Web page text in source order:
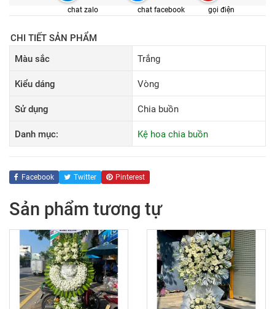
chat zalo chat facebook gọi điện
CHI TIẾT SẢN PHẨM
Màu sắc
Trắng
Kiểu dáng Vòng
Sử dụng Chia buồn
Danh mục: Kệ hoa chia buồn
Facebook Twitter Pinterest
Sản phẩm tương tự